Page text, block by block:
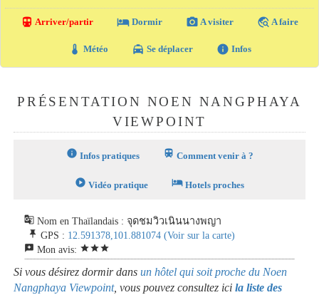
directions_transit Arriver/partir local_hotel Dormir photo_camera A visiter travel_explore A faire
thermostat Météo local_taxi Se déplacer info Infos
PRÉSENTATION NOEN NANGPHAYA
VIEWPOINT
info Infos pratiques train Comment venir à ?
play_circle Vidéo pratique hotel Hotels proches
g_translate Nom en Thaïlandais : จุดชมวิวเนินนางพญา
push_pin GPS : 12.591378,101.881074 (Voir sur la carte)
reviews Mon avis: starstarstar
Si vous désirez dormir dansun hôtel qui soit proche du Noen
Nangphaya Viewpoint, vous pouvez consultez icila liste des